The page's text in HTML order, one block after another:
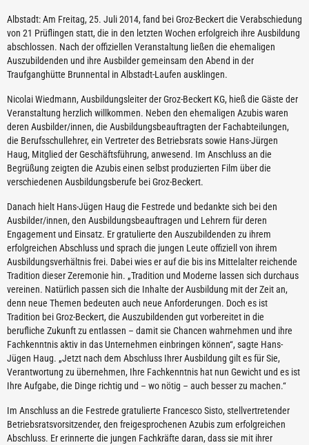
Albstadt: Am Freitag, 25. Juli 2014, fand bei Groz-Beckert die Verabschiedung
von 21 Prüflingen statt, die in den letzten Wochen erfolgreich ihre Ausbildung
abschlossen. Nach der offiziellen Veranstaltung ließen die ehemaligen
Auszubildenden und ihre Ausbilder gemeinsam den Abend in der
Traufganghütte Brunnental in Albstadt-Laufen ausklingen.
Nicolai Wiedmann, Ausbildungsleiter der Groz-Beckert KG, hieß die Gäste der
Veranstaltung herzlich willkommen. Neben den ehemaligen Azubis waren
deren Ausbilder/innen, die Ausbildungsbeauftragten der Fachabteilungen,
die Berufsschullehrer, ein Vertreter des Betriebsrats sowie Hans-Jürgen
Haug, Mitglied der Geschäftsführung, anwesend. Im Anschluss an die
Begrüßung zeigten die Azubis einen selbst produzierten Film über die
verschiedenen Ausbildungsberufe bei Groz-Beckert.
Danach hielt Hans-Jügen Haug die Festrede und bedankte sich bei den
Ausbilder/innen, den Ausbildungsbeauftragen und Lehrern für deren
Engagement und Einsatz. Er gratulierte den Auszubildenden zu ihrem
erfolgreichen Abschluss und sprach die jungen Leute offiziell von ihrem
Ausbildungsverhältnis frei. Dabei wies er auf die bis ins Mittelalter reichende
Tradition dieser Zeremonie hin. „Tradition und Moderne lassen sich durchaus
vereinen. Natürlich passen sich die Inhalte der Ausbildung mit der Zeit an,
denn neue Themen bedeuten auch neue Anforderungen. Doch es ist
Tradition bei Groz-Beckert, die Auszubildenden gut vorbereitet in die
berufliche Zukunft zu entlassen – damit sie Chancen wahrnehmen und ihre
Fachkenntnis aktiv in das Unternehmen einbringen können“, sagte Hans-
Jügen Haug. „Jetzt nach dem Abschluss Ihrer Ausbildung gilt es für Sie,
Verantwortung zu übernehmen, Ihre Fachkenntnis hat nun Gewicht und es ist
Ihre Aufgabe, die Dinge richtig und – wo nötig – auch besser zu machen.“
Im Anschluss an die Festrede gratulierte Francesco Sisto, stellvertretender
Betriebsratsvorsitzender, den freigesprochenen Azubis zum erfolgreichen
Abschluss. Er erinnerte die jungen Fachkräfte daran, dass sie mit ihrer